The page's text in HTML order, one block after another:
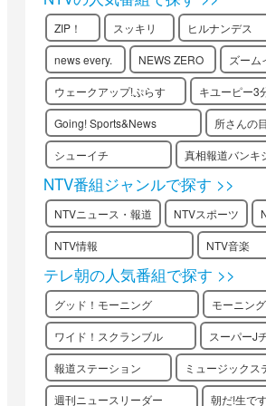
ZIP！ スッキリ ヒルナンデス
news every. NEWS ZERO ズーム
ウェークアップ!ぷらす キユーピー3
Going! Sports&News 所さんの
シューイチ 真相報道バンキ
NTV番組ジャンルで探す >>
NTVニュース・報道 NTVスポーツ
NTV情報 NTV音楽
テレ朝の人気番組で探す >>
グッド！モーニング モーニン
ワイド！スクランブル スーパーJ
報道ステーション ミュージックス
週刊ニュースリーダー 朝だ!生で